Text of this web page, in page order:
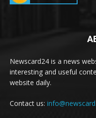
Newscard24 is a news
interesting and useful
website daily.
Contact us: